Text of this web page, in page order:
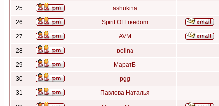
25 ashukina
26 Spirit Of Freedom
27 AVM
28 polina
29 МаратБ
30 pgg
31 Павлова Наталья